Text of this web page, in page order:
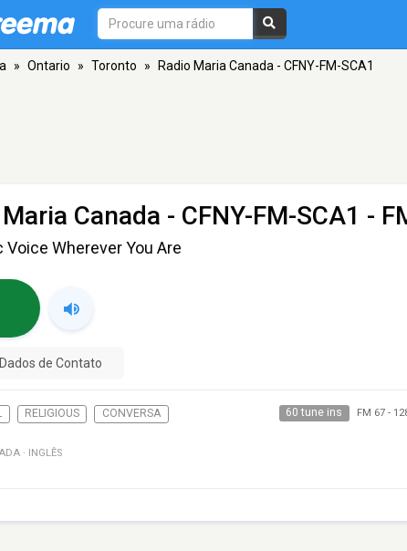
» Ontario » Toronto » Radio Maria Canada - CFNY-FM-SCA1
Canada - CFNY-FM-SCA1 -
Voice Wherever You Are
Dados de Contato
RELIGIOUS CONVERSA 60 tune ins FM 67-
· INGLÊS